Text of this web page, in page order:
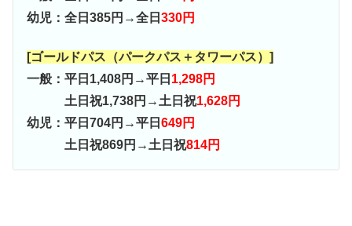
幼児：全日385円→全日 330円
[ゴールドパス（パークパス＋タワーパス）]
一般：平日1,408円→平日 1,298円
土日祝1,738円→土日祝1,628円
幼児：平日704円→平日 649円
土日祝869円→土日祝814円